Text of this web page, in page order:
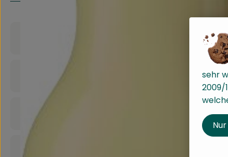
Nährwert-Info
sehr
2009/